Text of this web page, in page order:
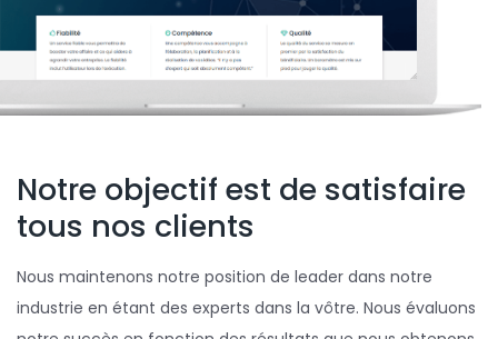
Notre objectif est de satisfaire
tous nos clients
Nous maintenons notre position de leader dans notre
industrie en étant des experts dans la vôtre. Nous évaluons